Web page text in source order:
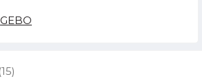
GEBO
(15)